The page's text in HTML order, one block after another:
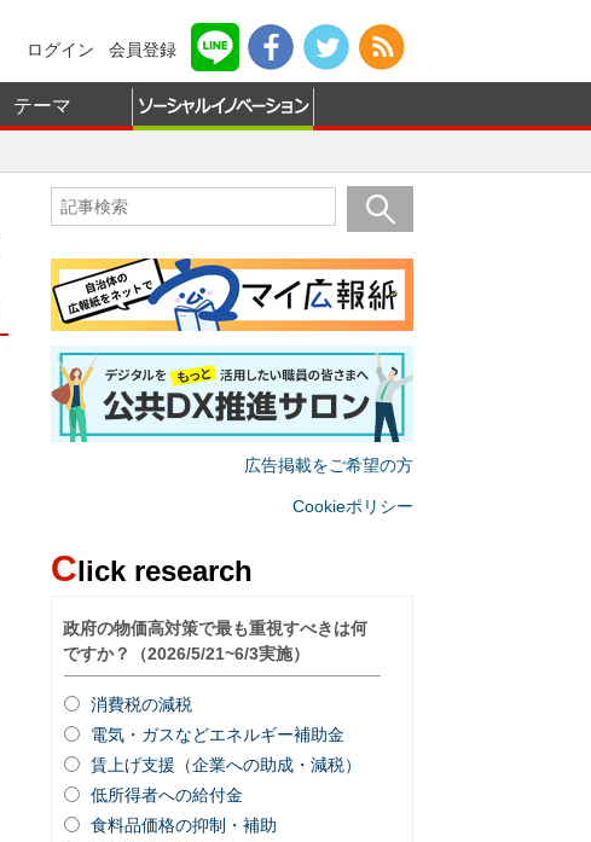
ログイン 会員登録
テーマ
広告掲載をご希望の方
Cookieポリシー
Click research